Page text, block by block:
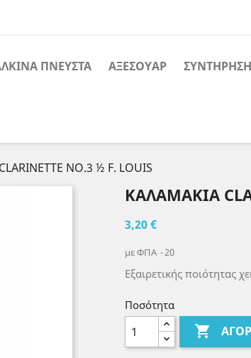
ΠΝΕΥΣΤΑ ΑΞΕΣΟΥΑΡ
NO.3 ½ F. LOUIS
ΚΑΛΑΜΑΚΙΑ
3,20 €
με ΦΠΑ 20
Εξαιρετικής ποιότητας
Ποσότητα
